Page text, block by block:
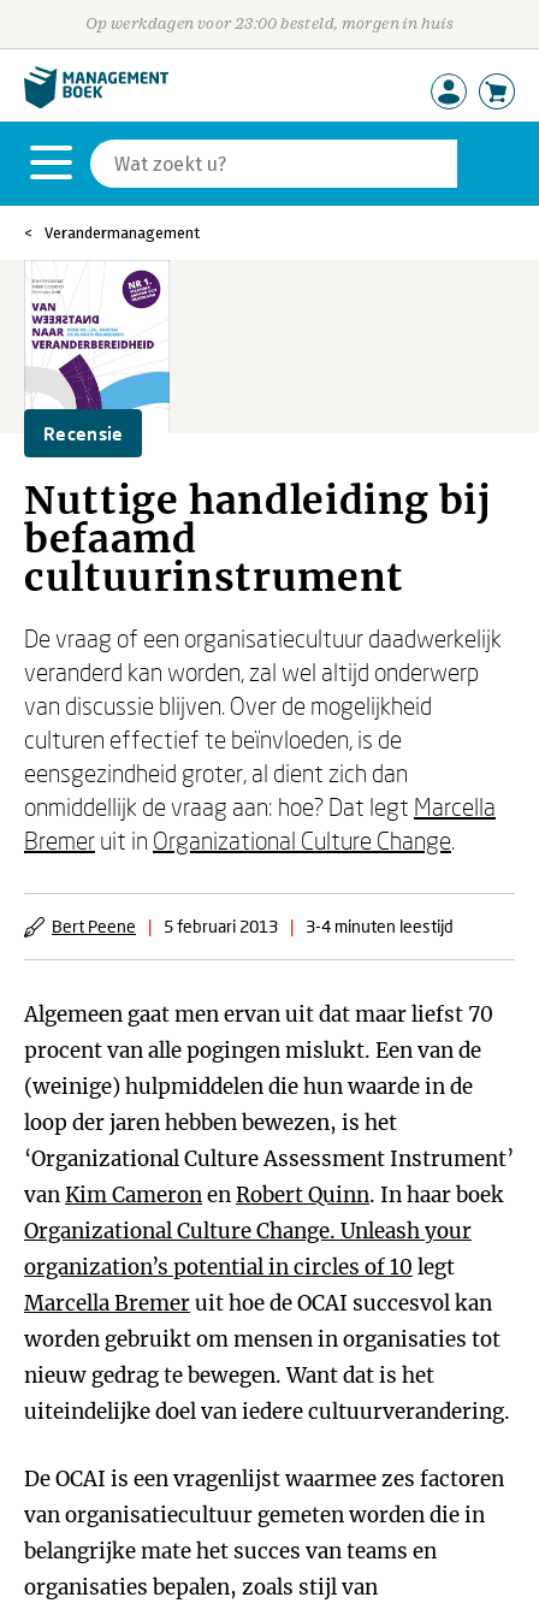
Op werkdagen voor 23:00 besteld, morgen in huis
Verandermanagement
Recensie
Nuttige handleiding bij
befaamd
cultuurinstrument
De vraag of een organisatiecultuur daadwerkelijk
veranderd kan worden, zal wel altijd onderwerp
van discussie blijven. Over de mogelijkheid
culturen effectief te beïnvloeden, is de
eensgezindheid groter, al dient zich dan
onmiddellijk de vraag aan: hoe? Dat legt Marcella
Bremer uit in Organizational Culture Change.
Bert Peene | 5 februari 2013 | 3-4 minuten leestijd
Algemeen gaat men ervan uit dat maar liefst 70
procent van alle pogingen mislukt. Een van de
(weinige) hulpmiddelen die hun waarde in de
loop der jaren hebben bewezen, is het
‘Organizational Culture Assessment Instrument’
vanKim CameronenRobert Quinn. In haar boek
Organizational Culture Change. Unleash your
organization’s potential in circles of 10 legt
Marcella Bremeruit hoe de OCAI succesvol kan
worden gebruikt om mensen in organisaties tot
nieuw gedrag te bewegen. Want dat is het
uiteindelijke doel van iedere cultuurverandering.
De OCAI is een vragenlijst waarmee zes factoren
van organisatiecultuur gemeten worden die in
belangrijke mate het succes van teams en
organisaties bepalen, zoals stijl van